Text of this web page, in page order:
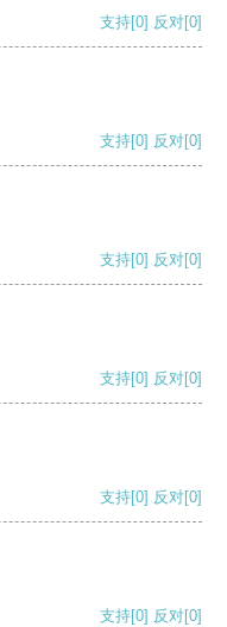
支持[0] 反对[0]
支持[0] 反对[0]
支持[0] 反对[0]
支持[0] 反对[0]
支持[0] 反对[0]
支持[0] 反对[0]